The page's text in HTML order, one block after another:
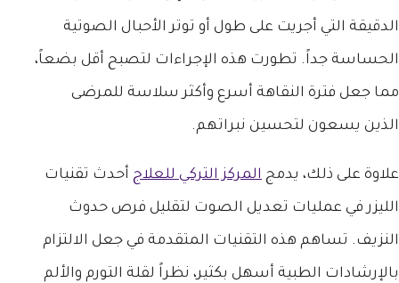
الدقيقة التي أجريت على طول أو توتر الأحبال الصوتية
الحساسة جداً. تطورت هذه الإجراءات لتصبح أقل بضعاً،
مما جعل فترة النقاهة أسرع وأكثر سلاسة للمرضى
الذين يسعون لتحسين نبراتهم.
علاوة على ذلك، يدمج المركز التركي للعلاج أحدث تقنيات
الليزر في عمليات تعديل الصوت لتقليل فرص حدوث
النزيف. تساهم هذه التقنيات المتقدمة في جعل الالتزام
بالإرشادات الطبية أسهل بكثير، نظراً لقلة التورم والألم